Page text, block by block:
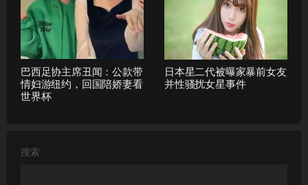
巴西足协主席丑闻：公款带
情妇游纽约，回国陪娇妻看
世界杯
日本星二代被曝家暴前女友
并性骚扰女星事件
搜索